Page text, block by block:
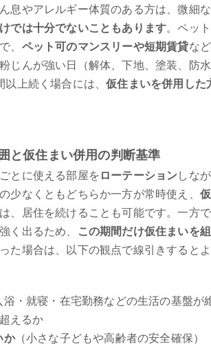
息やアレルギー体質のある方は、微細
では十分でないこともあります。ペッ
、 ペット可のマンスリーや短期賃貸な
じんが強い日（解体、下地、塗装、防
以上続く場合には、仮住まいを併用した
と仮住まい併用の判断基準
とに使える部屋を ローテーションしな
少なくともどちらか一方が常時使え、
、居住を続けることも可能です。一方
く出るため、
この期間だけ仮住まいを
た場合は、以下の観点で線引きするとよ
・就寝・在宅勤務などの生活の基盤が
えるか
か（小さな子どもや高齢者の安全確保）